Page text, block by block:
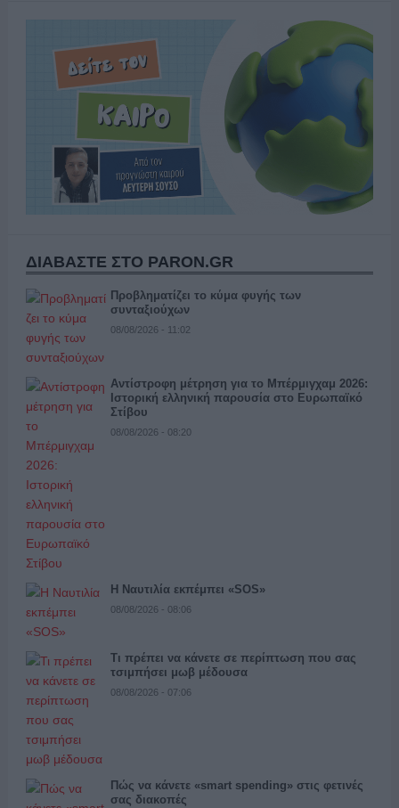
ΔΙΑΒΑΣΤΕ ΣΤΟ PARON.GR
Προβληματίζει το κύμα φυγής των
συνταξιούχων
08/08/2026 - 11:02
Αντίστροφη μέτρηση για το Μπέρμιγχαμ 2026:
Ιστορική ελληνική παρουσία στο Ευρωπαϊκό
Στίβου
08/08/2026 - 08:20
Η Ναυτιλία εκπέμπει «SOS»
08/08/2026 - 08:06
Τι πρέπει να κάνετε σε περίπτωση που σας
τσιμπήσει μωβ μέδουσα
08/08/2026 - 07:06
Πώς να κάνετε «smart spending» στις φετινές
σας διακοπές